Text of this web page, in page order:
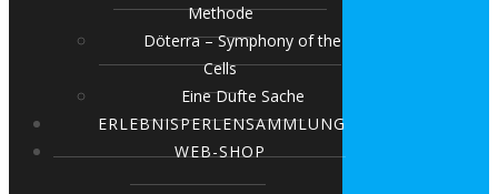
Methode
Döterra – Symphony of the
Cells
Eine Dufte Sache
ERLEBNISPERLENSAMMLUNG
WEB-SHOP